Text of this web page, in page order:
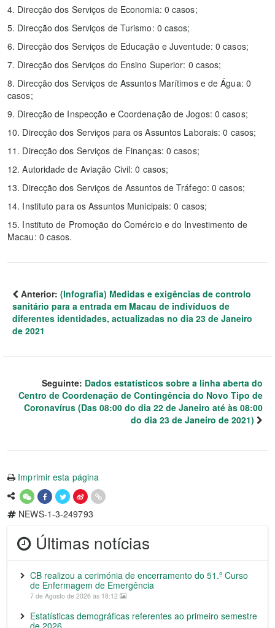
4. Direcção dos Serviços de Economia: 0 casos;
5. Direcção dos Serviços de Turismo: 0 casos;
6. Direcção dos Serviços de Educação e Juventude: 0 casos;
7. Direcção dos Serviços do Ensino Superior: 0 casos;
8. Direcção dos Serviços de Assuntos Marítimos e de Água: 0
casos;
9. Direcção de Inspecção e Coordenação de Jogos: 0 casos;
10. Direcção dos Serviços para os Assuntos Laborais: 0 casos;
11. Direcção dos Serviços de Finanças: 0 casos;
12. Autoridade de Aviação Civil: 0 casos;
13. Direcção dos Serviços de Assuntos de Tráfego: 0 casos;
14. Instituto para os Assuntos Municipais: 0 casos;
15. Instituto de Promoção do Comércio e do Investimento de
Macau: 0 casos.
Anterior: (Infografia) Medidas e exigências de controlo
sanitário para a entrada em Macau de indivíduos de
diferentes identidades, actualizadas no dia 23 de Janeiro
de 2021
Seguinte: Dados estatísticos sobre a linha aberta do
Centro de Coordenação de Contingência do Novo Tipo de
Coronavírus (Das 08:00 do dia 22 de Janeiro até às 08:00
do dia 23 de Janeiro de 2021)
Imprimir esta página
NEWS-1-3-249793
Últimas notícias
CB realizou a cerimónia de encerramento do 51.º Curso
de Enfermagem de Emergência
7 de Agosto de 2026 às 18:12
Estatísticas demográficas referentes ao primeiro semestre
de 2026